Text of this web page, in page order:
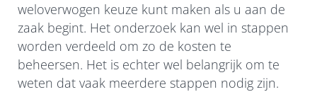
weloverwogen keuze kunt maken als u aan de
zaak begint. Het onderzoek kan wel in stappen
worden verdeeld om zo de kosten te
beheersen. Het is echter wel belangrijk om te
weten dat vaak meerdere stappen nodig zijn.